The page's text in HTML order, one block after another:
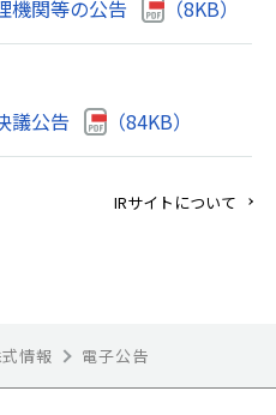
情報 電子公告